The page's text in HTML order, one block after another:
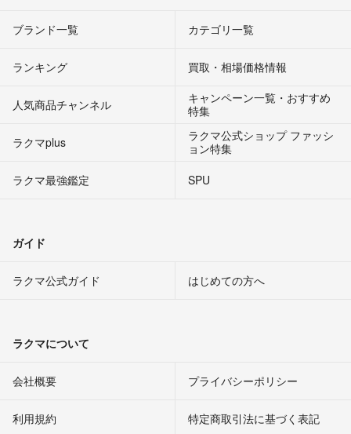
ブランド一覧 カテゴリ一覧
ランキング 買取・相場価格情報
人気商品チャンネル
キャンペーン一覧・おすすめ
特集
ラクマplus
ラクマ公式ショップ ファッシ
ョン特集
ラクマ最強鑑定
SPU
ガイド
ラクマ公式ガイド はじめての方へ
ラクマについて
会社概要 プライバシーポリシー
利用規約 特定商取引法に基づく表記